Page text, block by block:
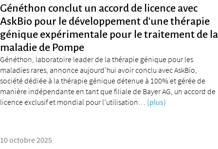
Généthon conclut un accord de licence avec
AskBio pour le développement d’une thérapie
génique expérimentale pour le traitement de la
maladie de Pompe
Généthon, laboratoire leader de la thérapie génique pour les
maladies rares, annonce aujourd’hui avoir conclu avec AskBio,
société dédiée à la thérapie génique détenue à 100% et gérée de
manière indépendante en tant que filiale de Bayer AG, un accord de
licence exclusif et mondial pour l’utilisation…
(plus)
10 octobre 2025